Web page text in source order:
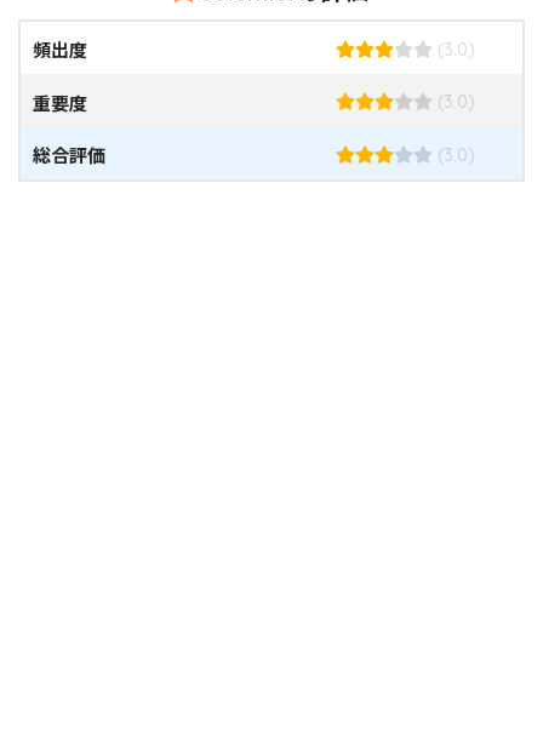
頻出度 (3.0)
重要度 (3.0)
総合評価 (3.0)